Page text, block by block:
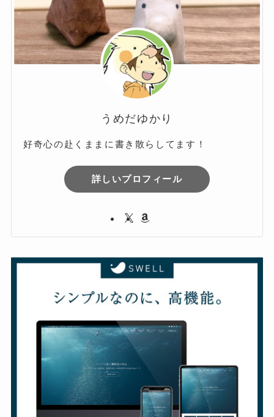
うめだゆかり
好奇心の赴くままに書き散らしてます！
詳しいプロフィール